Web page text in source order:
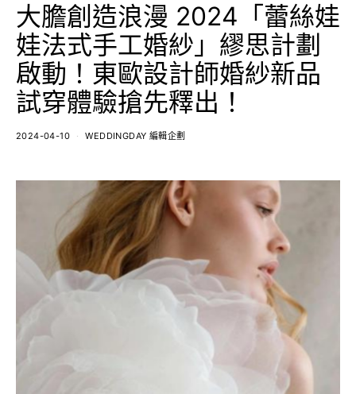
大膽創造浪漫 2024「蕾絲娃
娃法式手工婚紗」繆思計劃
啟動！東歐設計師婚紗新品
試穿體驗搶先釋出！
2024-04-10 WEDDINGDAY 編輯企劃